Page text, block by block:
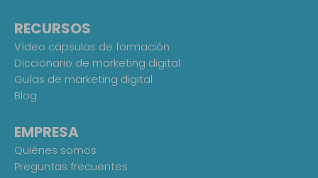
RECURSOS
Vídeo cápsulas de formación
Diccionario de marketing digital
Guías de marketing digital
Blog
EMPRESA
Quiénes somos
Preguntas frecuentes